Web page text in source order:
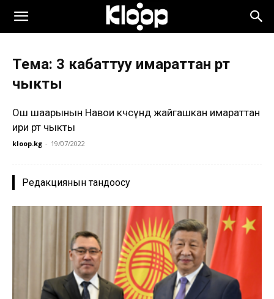
Тема: 3 кабаттуу имараттан өрт
чыкты
Ош шаарынын Навои көчөсүндө жайгашкан имараттан
ири өрт чыкты
kloop.kg - 19/07/2022
Редакциянын тандоосу